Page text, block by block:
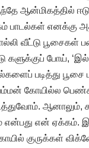
ஆன்மிகத்தில்
பாடல்கள் எனக்கு
வீட்டு பூசைகள்
களுக்குப் போய்,
படித்து
கோயில்ல
ஆனாலும்,
என்பது என் ஏக்கம்.
குருக்கள்